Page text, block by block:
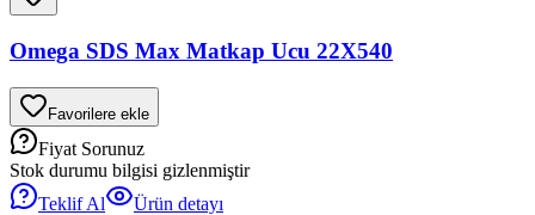
Omega SDS Max Matkap Ucu 22X540
Favorilere ekle
Fiyat Sorunuz
Stok durumu bilgisi gizlenmiştir
Teklif Al
Ürün detayı